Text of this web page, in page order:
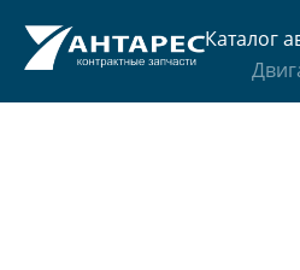
Каталог